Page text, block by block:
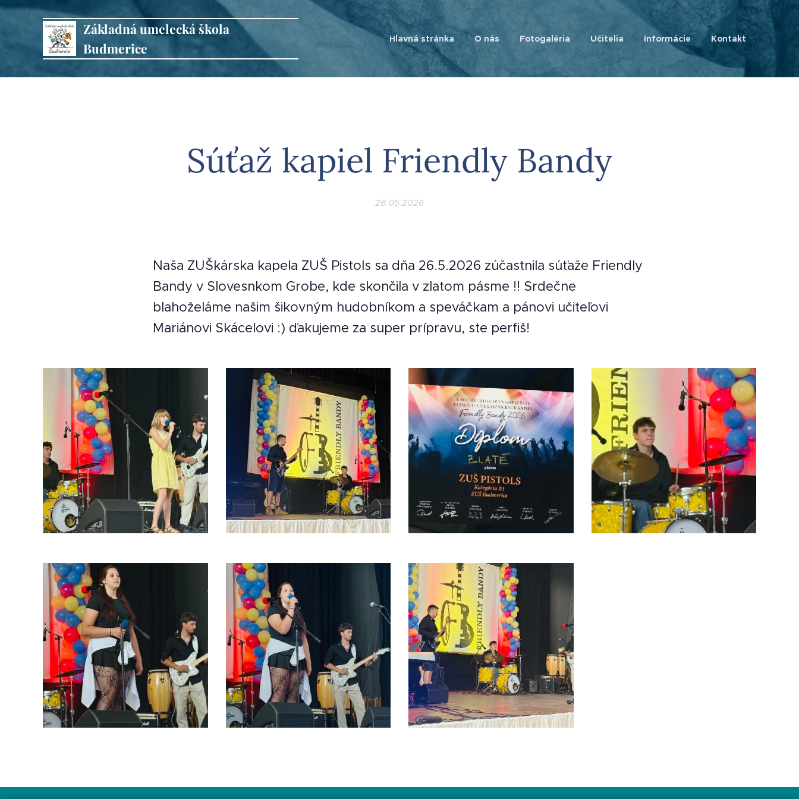
Základná umelecká škola
Budmerice
Hlavná stránka O nás Fotogaléria Učitelia Informácie Kontakt
Súťaž kapiel Friendly Bandy
28.05.2026
Naša ZUŠkárska kapela ZUŠ Pistols sa dňa 26.5.2026 zúčastnila súťaže Friendly
Bandy v Slovesnkom Grobe, kde skončila v zlatom pásme !! Srdečne
blahoželáme našim šikovným hudobníkom a speváčkam a pánovi učiteľovi
Mariánovi Skácelovi :) ďakujeme za super prípravu, ste perfiš!